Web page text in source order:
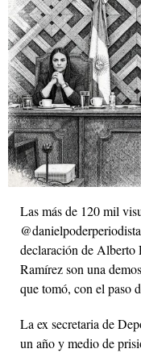
Las más de 120 mil
declaración de Alberto
Ramírez son una
que tomó, con el paso
La ex secretaria de
un año y medio de